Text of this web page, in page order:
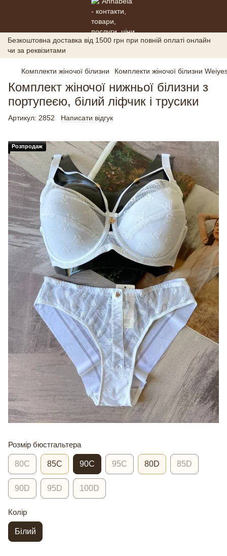
Безкоштовна доставка від 1500 грн при повній оплаті онлайн
чи за реквізитами
Комплекти жіночої білизни Комплекти жіночої білизни
Комплект жіночої нижньої білизни з
портупеєю, білий ліфчик і трусики
Артикул: 2852 Написати відгук
Розпродаж
Розмір бюстгальтера
80C 85C 90C 95C 80D 85D
90D 95D 100D
Колір
Білий